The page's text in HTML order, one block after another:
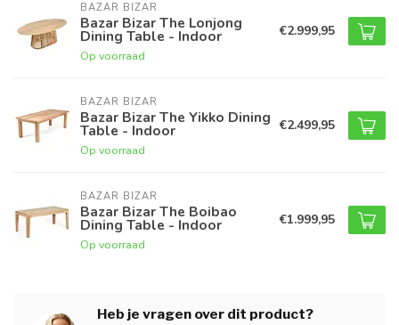
BAZAR BIZAR
Bazar Bizar The Lonjong
Dining Table - Indoor
Op voorraad
€2.999,95
BAZAR BIZAR
Bazar Bizar The Yikko Dining
Table - Indoor
Op voorraad
€2.499,95
BAZAR BIZAR
Bazar Bizar The Boibao
Dining Table - Indoor
Op voorraad
€1.999,95
Heb je vragen over dit product?